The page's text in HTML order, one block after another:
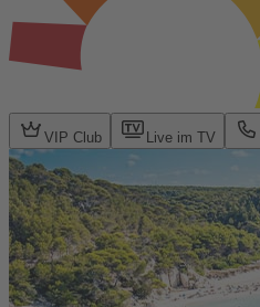
VIP Club Live im TV